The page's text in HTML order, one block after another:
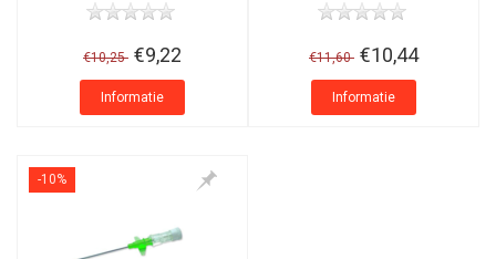
€10,25 €9,22
Informatie
€11,60 €10,44
Informatie
-10%